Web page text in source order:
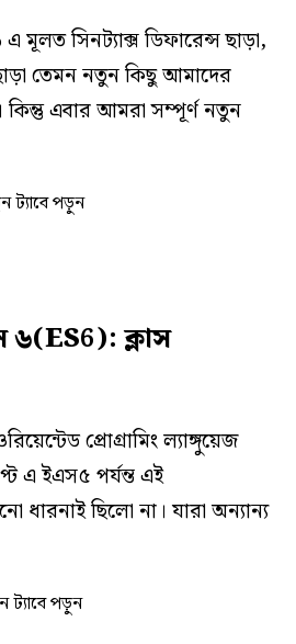
মূলত সিনট্যাক্স ডিফারেন্স ছাড়া,
ছাড়া তেমন নতুন কিছু আমাদের
এবার আমরা সম্পূর্ণ নতুন
ট্যাবে পড়ুন
৬(ES6): ক্লাস
প্রোগ্রামিং ল্যাঙ্গুয়েজ
এ ইএস৫ পর্যন্ত এই
ছিলো না। যারা অন্যান্য
ট্যাবে পড়ুন